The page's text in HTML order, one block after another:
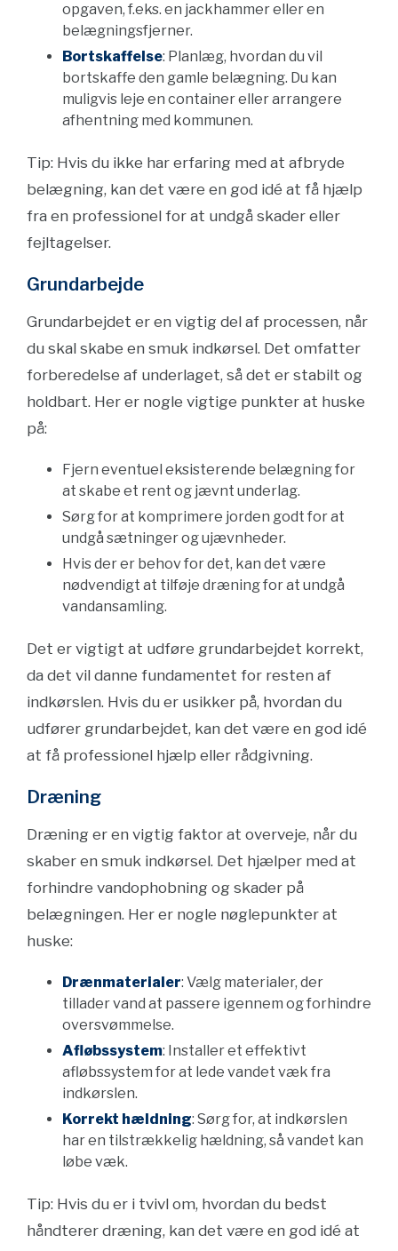
opgaven, f.eks. en jackhammer eller en
belægningsfjerner.
Bortskaffelse: Planlæg, hvordan du vil
bortskaffe den gamle belægning. Du kan
muligvis leje en container eller arrangere
afhentning med kommunen.
Tip: Hvis du ikke har erfaring med at afbryde
belægning, kan det være en god idé at få hjælp
fra en professionel for at undgå skader eller
fejltagelser.
Grundarbejde
Grundarbejdet er en vigtig del af processen, når
du skal skabe en smuk indkørsel. Det omfatter
forberedelse af underlaget, så det er stabilt og
holdbart. Her er nogle vigtige punkter at huske
på:
Fjern eventuel eksisterende belægning for
at skabe et rent og jævnt underlag.
Sørg for at komprimere jorden godt for at
undgå sætninger og ujævnheder.
Hvis der er behov for det, kan det være
nødvendigt at tilføje dræning for at undgå
vandansamling.
Det er vigtigt at udføre grundarbejdet korrekt,
da det vil danne fundamentet for resten af
indkørslen. Hvis du er usikker på, hvordan du
udfører grundarbejdet, kan det være en god idé
at få professionel hjælp eller rådgivning.
Dræning
Dræning er en vigtig faktor at overveje, når du
skaber en smuk indkørsel. Det hjælper med at
forhindre vandophobning og skader på
belægningen. Her er nogle nøglepunkter at
huske:
Drænmaterialer: Vælg materialer, der
tillader vand at passere igennem og forhindre
oversvømmelse.
Afløbssystem: Installer et effektivt
afløbssystem for at lede vandet væk fra
indkørslen.
Korrekt hældning: Sørg for, at indkørslen
har en tilstrækkelig hældning, så vandet kan
løbe væk.
Tip: Hvis du er i tvivl om, hvordan du bedst
håndterer dræning, kan det være en god idé at